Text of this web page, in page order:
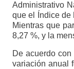
Administrativo
que el Índice de
Mientras que
8,27 %, y la
De acuerdo
variación anual